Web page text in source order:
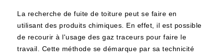
La recherche de fuite de toiture peut se faire en
utilisant des produits chimiques. En effet, il est possible
de recourir à l'usage des gaz traceurs pour faire le
travail. Cette méthode se démarque par sa technicité